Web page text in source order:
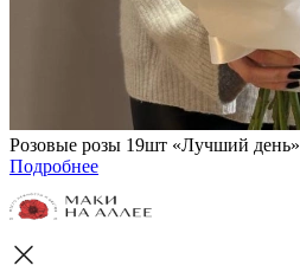
Розовые розы 19шт «Лучший день»
Подробнее